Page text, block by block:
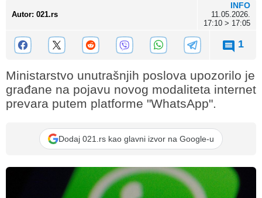
Autor: 021.rs
INFO
11.05.2026.
17:10 > 17:05
1
Ministarstvo unutrašnjih poslova upozorilo je
građane na pojavu novog modaliteta internet
prevara putem platforme "WhatsApp".
Dodaj 021.rs kao glavni izvor na Google-u